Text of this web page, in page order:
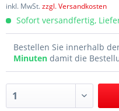
inkl. MwSt.zzgl. Versandkosten
Sofort versandfertig,
Bestellen Sie innerhalb
Minuten damit die